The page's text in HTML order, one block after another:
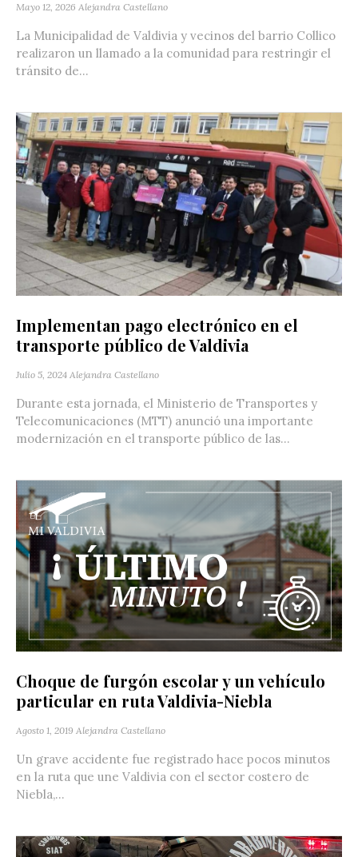
Mayo 12, 2026 Alejandra Castellano
La Municipalidad de Valdivia y vecinos del barrio Collico
realizaron un llamado a la comunidad para restringir el
tránsito de...
Implementan pago electrónico en el
transporte público de Valdivia
Julio 5, 2024 Alejandra Castellano
Durante esta jornada, el Ministerio de Transportes y
Telecomunicaciones (MTT) anunció una importante
modernización en el transporte público de las...
Choque de furgón escolar y un vehículo
particular en ruta Valdivia-Niebla
Agosto 1, 2019 Alejandra Castellano
Un grave accidente fue registrado hace pocos minutos
en la ruta que une Valdivia con el sector costero de
Niebla,...